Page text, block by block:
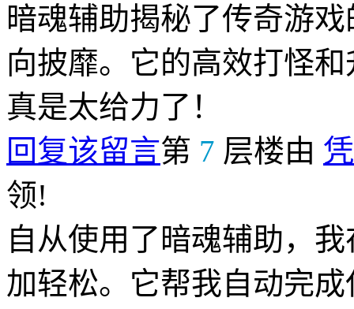
暗魂辅助揭秘了传奇游
向披靡。它的高效打怪
真是太给力了！
回复该留言第 7 层楼由
领!
自从使用了暗魂辅助，
加轻松。它帮我自动完